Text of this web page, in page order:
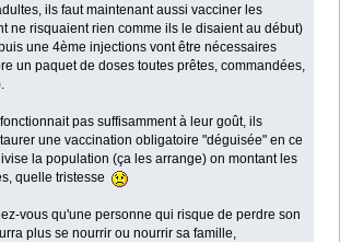
ils faut maintenant aussi vacciner les
ne risquaient rien comme ils le disaient au début)
une 4ème injections vont être nécessaires
un paquet de doses toutes prêtes, commandées,
pas suffisamment à leur goût, ils
une vaccination obligatoire "déguisée" en ce
la population (ça les arrange) on montant les
quelle tristesse
vous qu'une personne qui risque de perdre son
plus se nourrir ou nourrir sa famille,